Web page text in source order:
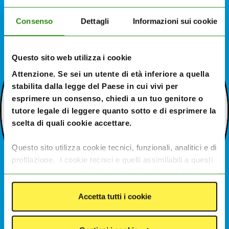
Consenso Dettagli Informazioni sui cookie
Questo sito web utilizza i cookie
Attenzione. Se sei un utente di età inferiore a quella
stabilita dalla legge del Paese in cui vivi per
esprimere un consenso, chiedi a un tuo genitore o
tutore legale di leggere quanto sotto e di esprimere la
scelta di quali cookie accettare.
Questo sito utilizza cookie tecnici, funzionali, analitici e di
profilazione. I cookie tecnici e quelli assimilabili a questi
sono sempre presenti. I cookie funzionali e analitici
consentono di migliorare le funzionalità del sito
monitorando l’utilizzo del sito stesso. I cookie di
profilazione e le tecnologie assimilabili, quali pixel e tag,
Accetta tutti i cookie